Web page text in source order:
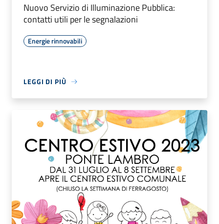
Nuovo Servizio di Illuminazione Pubblica:
contatti utili per le segnalazioni
Energie rinnovabili
LEGGI DI PIÙ